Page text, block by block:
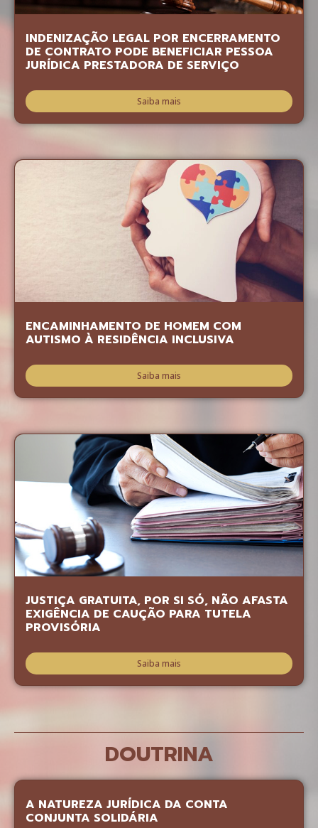
INDENIZAÇÃO LEGAL POR ENCERRAMENTO
DE CONTRATO PODE BENEFICIAR PESSOA
JURÍDICA PRESTADORA DE SERVIÇO
Saiba mais
ENCAMINHAMENTO DE HOMEM COM
AUTISMO À RESIDÊNCIA INCLUSIVA
Saiba mais
JUSTIÇA GRATUITA, POR SI SÓ, NÃO AFASTA
EXIGÊNCIA DE CAUÇÃO PARA TUTELA
PROVISÓRIA
Saiba mais
DOUTRINA
A NATUREZA JURÍDICA DA CONTA
CONJUNTA SOLIDÁRIA